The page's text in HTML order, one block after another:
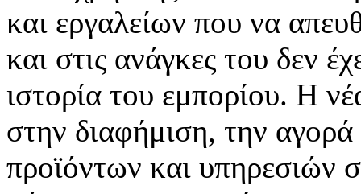
και εργαλείων που να
και στις ανάγκες του δεν
ιστορία του εμπορίου. Η
στην διαφήμιση, την
προϊόντων και υπηρεσιών